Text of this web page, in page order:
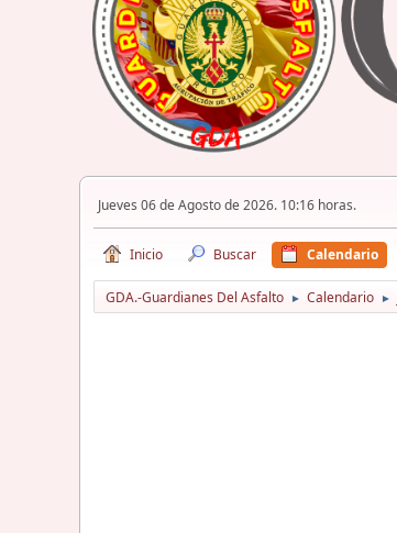
Jueves 06 de Agosto de 2026. 10:16 horas.
Inicio Buscar Calendario
GDA.-Guardianes Del Asfalto ► Calendario ►